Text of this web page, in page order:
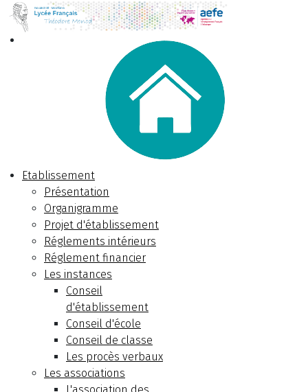
Etablissement
Présentation
Organigramme
Projet d'établissement
Réglements intérieurs
Réglement financier
Les instances
Conseil
d'établissement
Conseil d'école
Conseil de classe
Les procès verbaux
Les associations